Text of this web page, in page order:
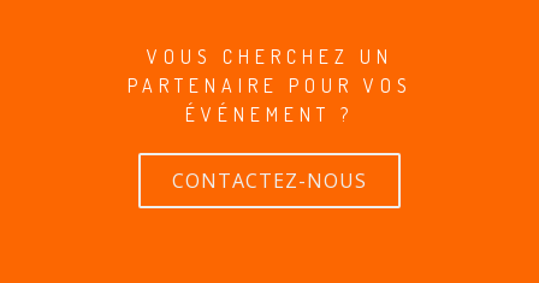
VOUS CHERCHEZ UN
PARTENAIRE POUR VOS
ÉVÉNEMENT ?
CONTACTEZ-NOUS